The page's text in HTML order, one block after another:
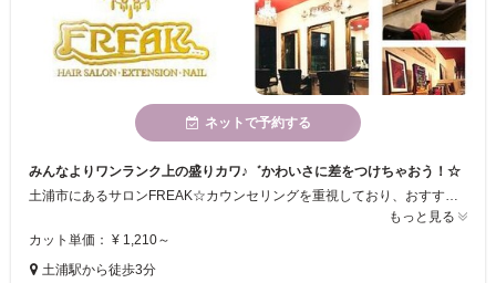
ネットで予約する
みんなよりワンランク上の盛りカワ♪゛かわいさに差をつけちゃおう！☆
土浦市にあるサロンFREAK☆カウンセリングを重視しており、おすすめのヘアスタイルにします。エクステ、スパイラル・ツイストなどハードなパーマ。ブラックヘアなど派手かわヘアメニューも多数あり☆ネイル、メイクアップ、着付け等も行っておりますので、盛りかわトータルコーデで周りと差をつけちゃいましょう☆スタッフ一同心よりご来店をおまちしております☆
もっと見る
カット単価： ¥ 1,210～
土浦駅から徒歩3分